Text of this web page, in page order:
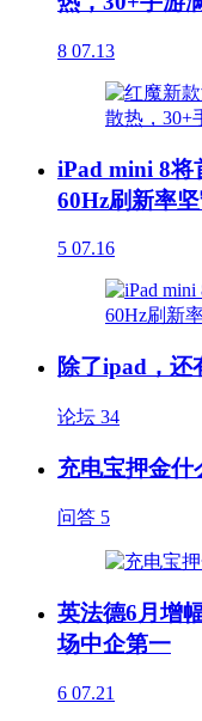
8 07.13
iPad mini 8将
60Hz刷新率
5 07.16
除了ipad，还
论坛 34
充电宝押金什
问答 5
英法德6月增
场中企第一
6 07.21